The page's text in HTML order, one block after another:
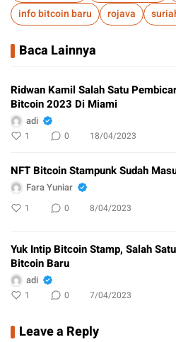
info bitcoin baru
rojava
Baca Lainnya
Ridwan Kamil Salah Satu
Bitcoin 2023 Di Miami
adi
1 0 18/04/2023
NFT Bitcoin Stampunk Sudah
Fara Yuniar
1 0 8/04/2023
Yuk Intip Bitcoin Stamp, Salah
Bitcoin Baru
adi
1 0 7/04/2023
Leave a Reply